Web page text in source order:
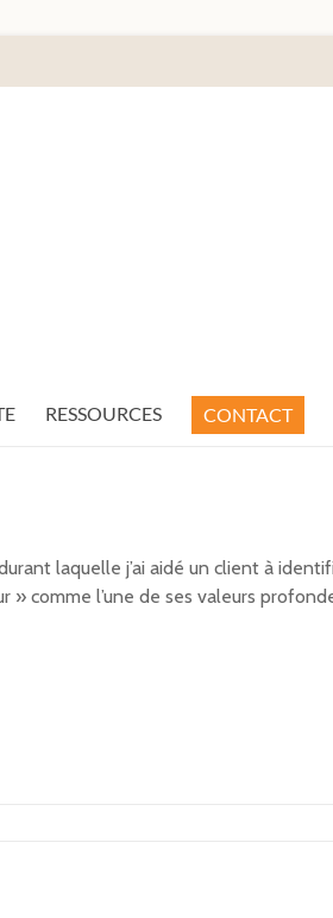
RESSOURCES CONTACT
laquelle j’ai aidé un client à
» comme l’une de ses valeurs